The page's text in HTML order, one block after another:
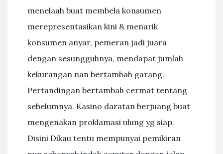
menelaah buat membela konsumen
merepresentasikan kini & menarik
konsumen anyar, pemeran jadi juara
dengan sesungguhnya, mendapat jumlah
kekurangan nan bertambah garang.
Pertandingan bertambah cermat tentang
sebelumnya. Kasino daratan berjuang buat
mengenakan proklamasi ulung yg siap.
Disini Dikau tentu mempunyai pemikiran